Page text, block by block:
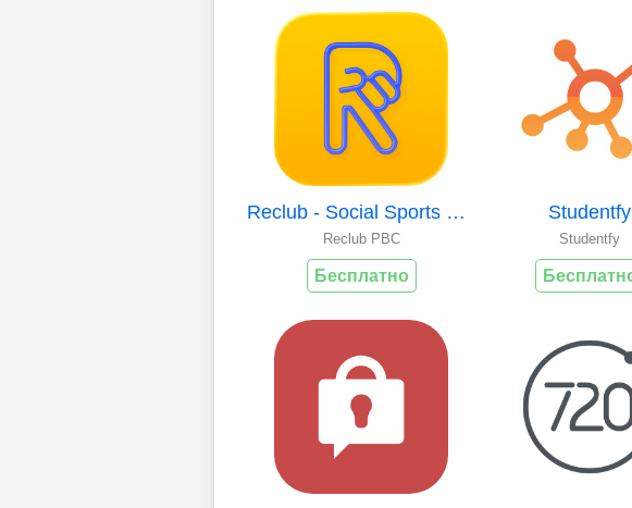
Reclub - Social Sports Nearby
Reclub PBC
Бесплатно
Studentfy
Studentfy